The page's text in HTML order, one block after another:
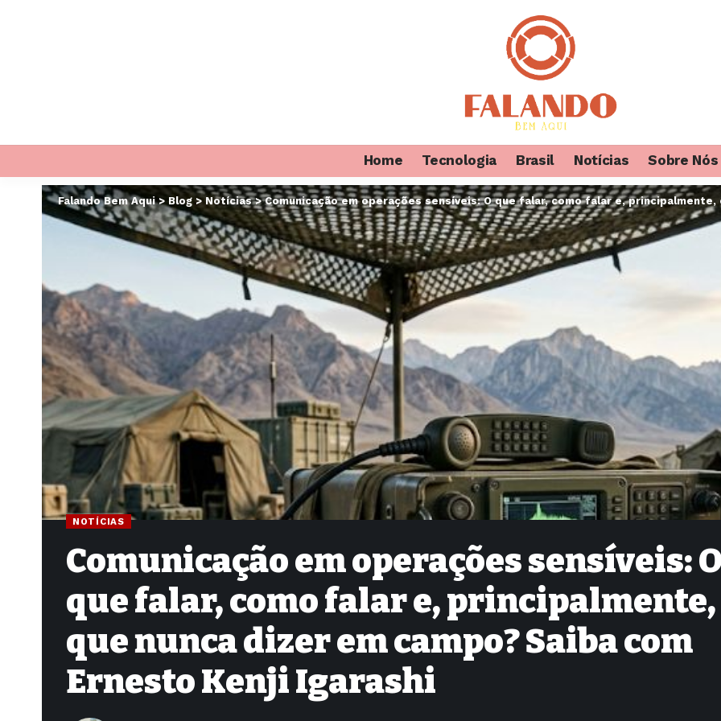
Home Tecnologia Brasil Notícias Sobre Nós
Falando Bem Aqui> Blog >Notícias>Comunicação em operações sensíveis: O que falar, como falar e, principalmente, o que
NOTÍCIAS
Comunicação em operações sensíveis:
que falar, como falar e, principalmente,
que nunca dizer em campo? Saiba com
Ernesto Kenji Igarashi